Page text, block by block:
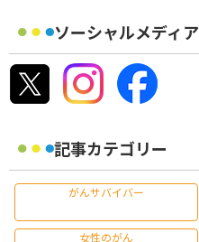
ソーシャルメディア
記事カテゴリー
がんサバイバー
女性のがん